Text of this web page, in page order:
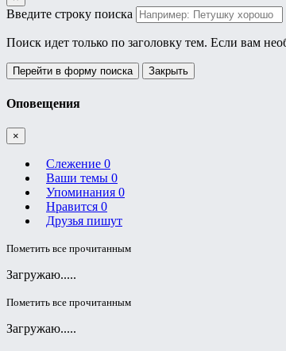
Введите строку поиска
Поиск идет только по заголовку тем. Если вам
Перейти в форму поиска Закрыть
Оповещения
×
Слежение 0
Ваши темы 0
Упоминания 0
Нравится 0
Друзья пишут
Пометить все прочитанным
Загружаю.....
Пометить все прочитанным
Загружаю.....